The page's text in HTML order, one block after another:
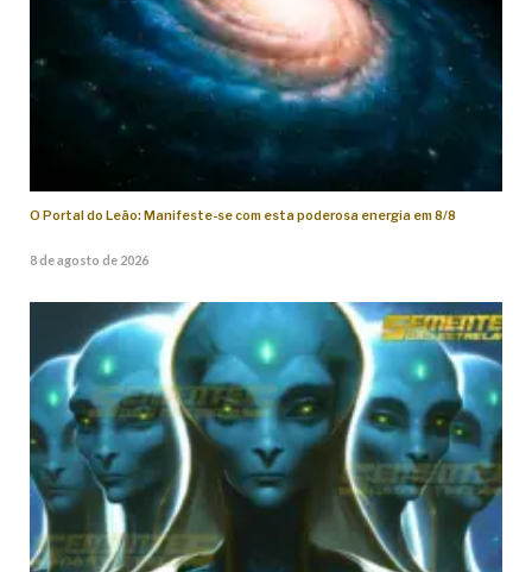
O Portal do Leão: Manifeste-se com esta poderosa energia em 8/8
8 de agosto de 2026